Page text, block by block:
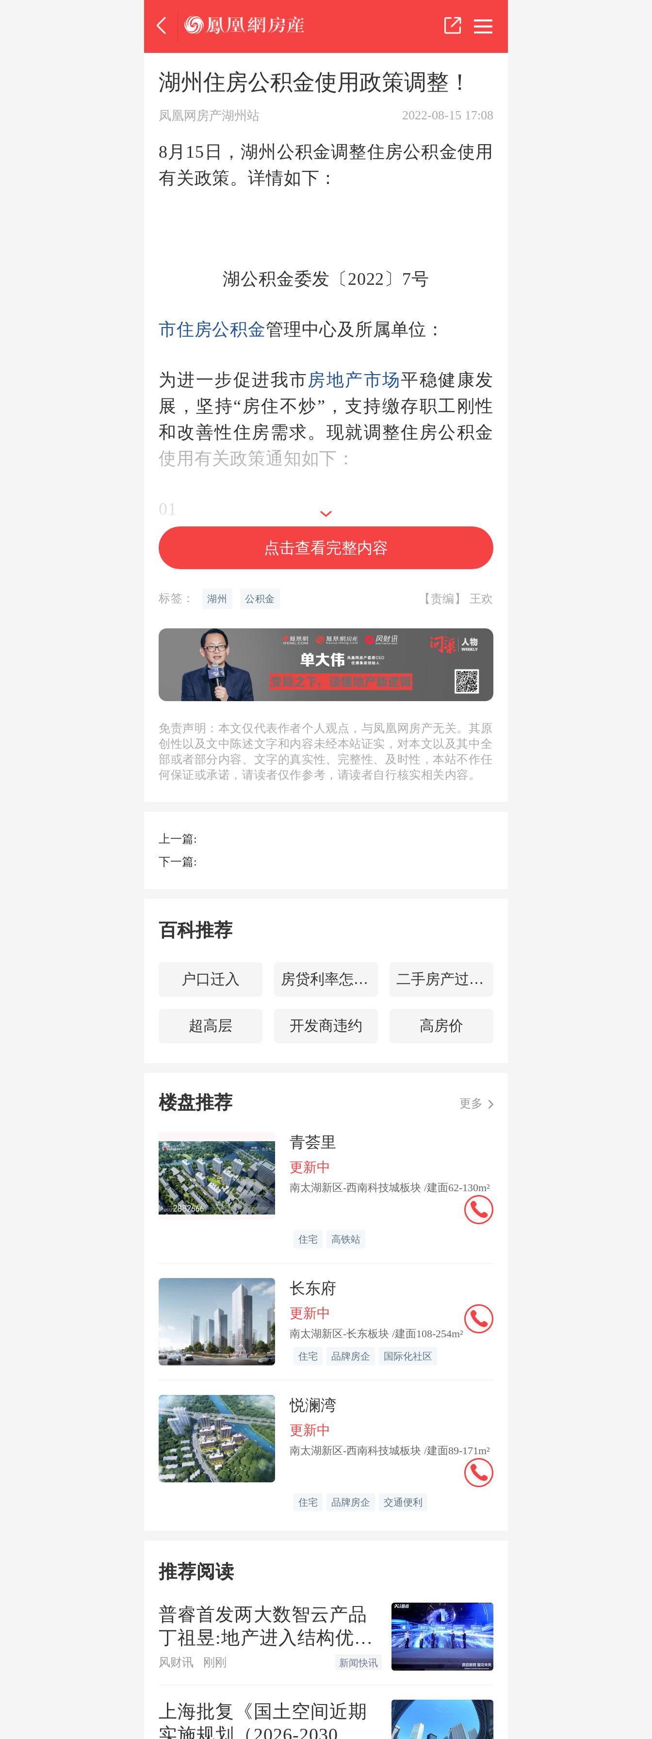
湖州住房公积金使用政策调整！
凤凰网房产湖州站 2022-08-15 17:08
8月15日，湖州公积金调整住房公积金使用
有关政策。详情如下：
湖公积金委发〔2022〕7号
市住房公积金管理中心及所属单位：
为进一步促进我市房地产市场平稳健康发
展，坚持“房住不炒”，支持缴存职工刚性
和改善性住房需求。现就调整住房公积金
使用有关政策通知如下：
01
调整单笔 住房公积金贷款额度
及累计贷款
整至100万元。
取消住房公积金再次贷款时间间隔要求。
取消再次申请住房公积金贷款与前次住房
次申请住房公积金贷款。
推出直系亲属提取互助政策。
住住房或者建造、翻建、大修自住住房及
配偶住房公积金账户中缴存余额尚不足
系亲属住房公积金账户上缴存余额不少于
04
在按年提取冲还
式。
05
取标准调整为按房屋实际建筑面积每平方
米2元/月标准提取。
由湖州市住房
湖州市住房公积金管理委员会
2022年8月14日
点击查看完整内容
标签： 湖州 公积金 【责编】 王欢
免责声明：本文仅代表作者个人观点，与凤凰网房产无关。其原
创性以及文中陈述文字和内容未经本站证实，对本文以及其中全
部或者部分内容、文字的真实性、完整性、及时性，本站不作任
何保证或承诺，请读者仅作参考，请读者自行核实相关内容。
上一篇:
下一篇:
百科推荐
户口迁入 房贷利率怎么算 二手房产过户流程
超高层 开发商违约 高房价
楼盘推荐 更多
青荟里
更新中
南太湖新区-西南科技城板块 /建面62-130m²
住宅 高铁站
长东府
更新中
南太湖新区-长东板块 /建面108-254m²
住宅 品牌房企 国际化社区
悦澜湾
更新中
南太湖新区-西南科技城板块 /建面89-171m²
住宅 品牌房企 交通便利
推荐阅读
普睿首发两大数智云产品
丁祖昱:地产进入结构优化
阶段
风财讯 刚刚 新闻快讯
上海批复《国土空间近期
实施规划（2026-2030